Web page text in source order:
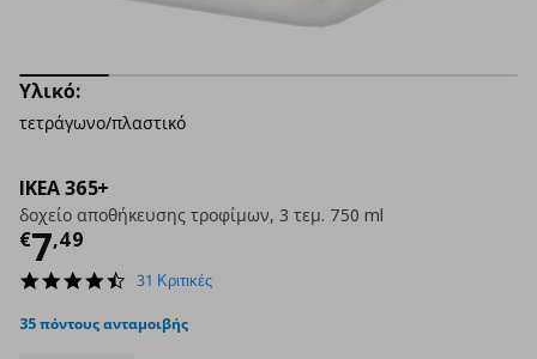
IKEA 365+
δοχείο αποθήκευσης τροφίμων, 3 τεμ. 750 ml
€7,49
Τρέχουσα τιμή
4.7
rating
31 Κριτικές
35 πόντους ανταμοιβής
Υλικό:
τετράγωνο/πλαστικό